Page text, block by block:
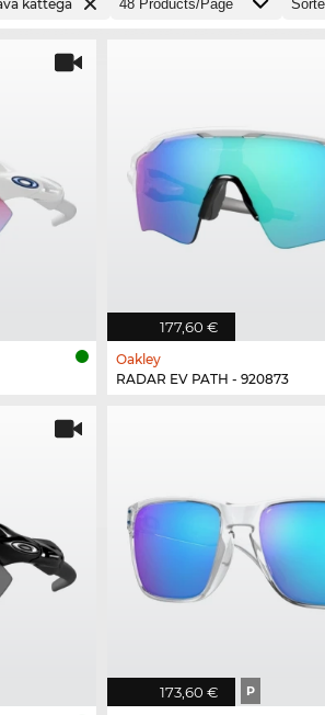
kattega
177,60 €
Oakley
RADAR EV PATH - 920873
173,60 € P